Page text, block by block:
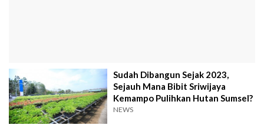
Sudah Dibangun Sejak 2023,
Sejauh Mana Bibit Sriwijaya
Kemampo Pulihkan Hutan Sumsel?
NEWS